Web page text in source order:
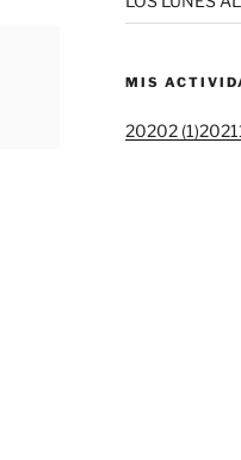
MIS
20202 (1)